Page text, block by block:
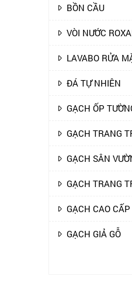
BỒN CẦU
VÒI NƯỚC
LAVABO RỬA
ĐÁ TỰ NHIÊN
GẠCH ỐP
GẠCH TRANG
GẠCH SÂN
GẠCH TRANG
GẠCH CAO CẤP
GẠCH GIẢ GỖ